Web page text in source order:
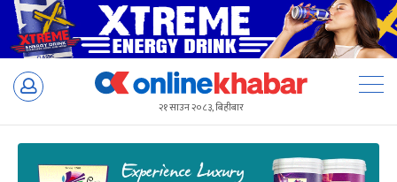
Skip
२१ साउन २०८३, बिहीबार